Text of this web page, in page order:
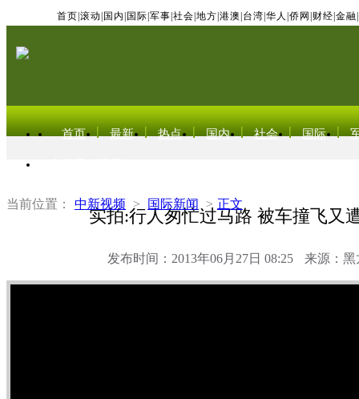
首页 滚动 国内 国际 军事 社会 地方 港澳 台湾 华人 侨网 财经 金融
首页 最新 热点 国内 社会 国际
当前位置： 中新视频 > 国际新闻 > 正文
实拍:行人匆忙过马路 被车撞飞又
发布时间：2013年06月27日 08:25 来源：黑